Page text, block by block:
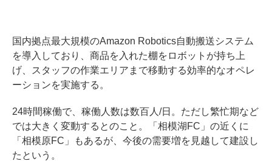
国内拠点最大規模のAmazon Robotics自動搬送システム
を導入しており、商品を入れた棚をロボットが持ち上
げ、スタッフの作業エリアまで移動する効率的なオペレ
ーションを実施する。
24時間稼働で、稼働人数は数百人/日。ただし繁忙期など
では大きく変動するとのこと。「相模湖FC」の近くに
「相模原FC」もあるが、今後の需要増を見越して建設し
たという。